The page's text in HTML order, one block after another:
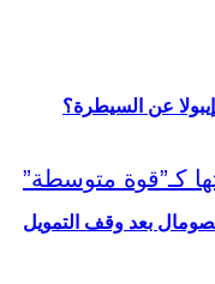
بعد وقف التمويل